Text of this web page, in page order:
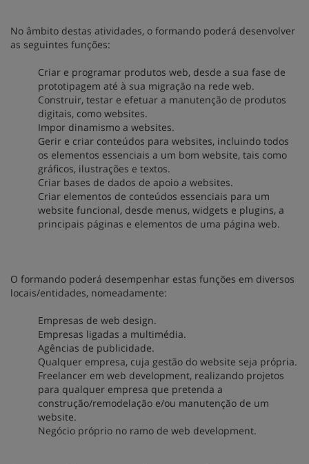
No âmbito destas atividades, o formando poderá desenvolver
as seguintes funções:
Criar e programar produtos web, desde a sua fase de
prototipagem até à sua migração na rede web.
Construir, testar e efetuar a manutenção de produtos
digitais, como websites.
Impor dinamismo a websites.
Gerir e criar conteúdos para websites, incluindo todos
os elementos essenciais a um bom website, tais como
gráficos, ilustrações e textos.
Criar bases de dados de apoio a websites.
Criar elementos de conteúdos essenciais para um
website funcional, desde menus, widgets e plugins, a
principais páginas e elementos de uma página web.
O formando poderá desempenhar estas funções em diversos
locais/entidades, nomeadamente:
Empresas de web design.
Empresas ligadas a multimédia.
Agências de publicidade.
Qualquer empresa, cuja gestão do website seja própria.
Freelancer em web development, realizando projetos
para qualquer empresa que pretenda a
construção/remodelação e/ou manutenção de um
website.
Negócio próprio no ramo de web development.